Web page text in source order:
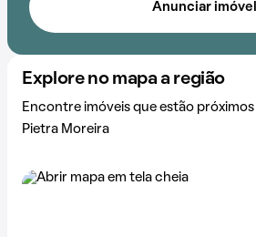
Anunciar imóvel
Explore no mapa a região
Encontre imóveis que estão
Pietra Moreira